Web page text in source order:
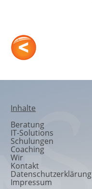
Inhalte
Beratung
IT-Solutions
Schulungen
Coaching
Wir
Kontakt
Datenschutzerklärung
Impressum